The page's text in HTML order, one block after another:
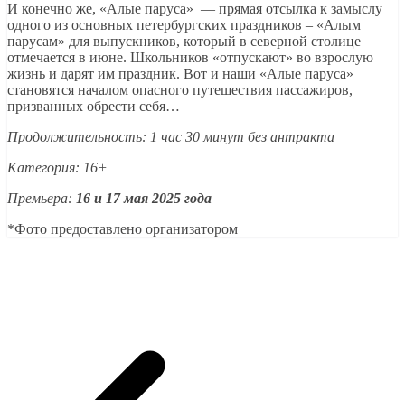
И конечно же, «Алые паруса» — прямая отсылка к замыслу
одного из основных петербургских праздников – «Алым
парусам» для выпускников, который в северной столице
отмечается в июне. Школьников «отпускают» во взрослую
жизнь и дарят им праздник. Вот и наши «Алые паруса»
становятся началом опасного путешествия пассажиров,
призванных обрести себя…
Продолжительность: 1 час 30 минут без антракта
Категория: 16+
Премьера: 16 и 17 мая 2025 года
*Фото предоставлено организатором